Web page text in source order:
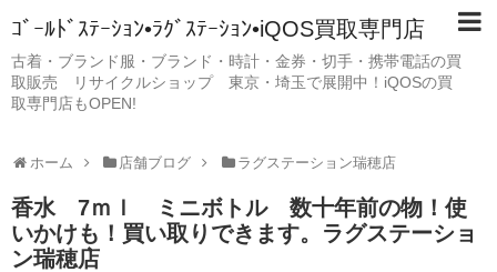
ｺﾞｰﾙﾄﾞｽﾃｰｼｮﾝ•ﾗｸﾞｽﾃｰｼｮﾝ•iQOS買取専門店
古着・ブランド服・ブランド・時計・金券・切手・携帯電話の買
取販売 リサイクルショップ 東京・埼玉で展開中！iQOSの買
取専門店もOPEN!
ホーム 店舗ブログ ラグステーション瑞穂店
香水 7ｍｌ ミニボトル 数十年前の物！使
いかけも！買い取りできます。ラグステーショ
ン瑞穂店